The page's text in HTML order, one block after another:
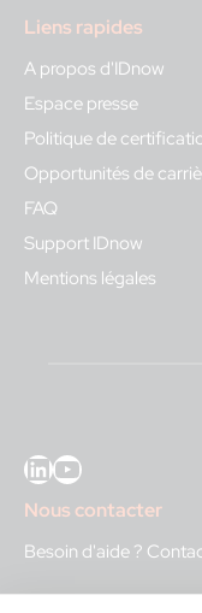
Liens rapides
A propos d'IDnow
Espace presse
Politique de
Opportunités de
FAQ
Support IDnow
Mentions légales
LinkedIn YouTube
Nous contacter
Besoin d'aide ?